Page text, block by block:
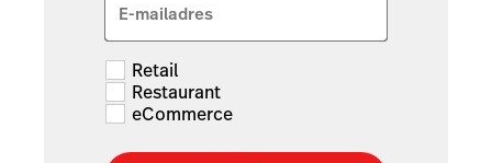
E-mailadres
Retail
Restaurant
eCommerce